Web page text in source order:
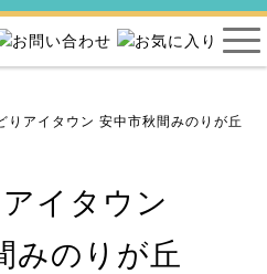
りアイタウン 安中市秋間みのりが丘
イタウン
みのりが丘